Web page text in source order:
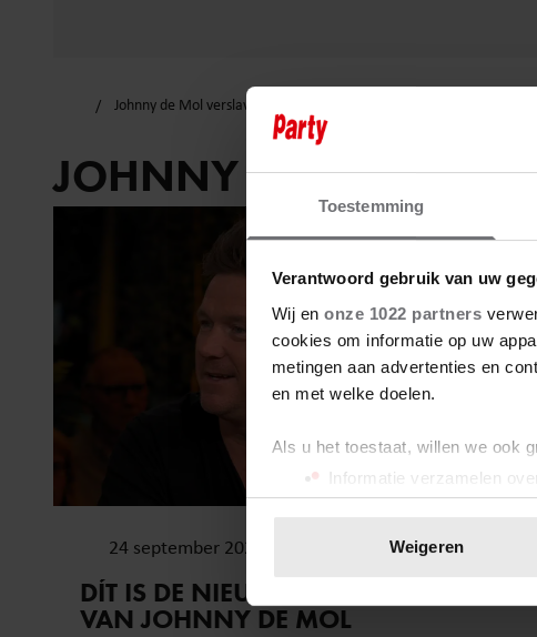
Toestemming
Verantwoord gebruik van uw
Wij en onze 1022 partners
cookies om informatie op uw
metingen aan advertenties en
en met welke doelen.
Als u het toestaat, willen we ook
Informatie verzamelen
Uw apparaat identificeren
toestemming op elk moment
We gebruiken cookies om
Weigeren
Johnny de Mol verslaving
JOHNNY DE MOL
24 september 2024
DÍT IS DE NIEUWE VERSLAVING
VAN JOHNNY DE MOL